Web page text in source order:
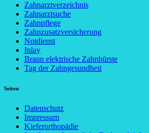
Zahnarztverzeichnis
Zahnarztsuche
Zahnpflege
Zahnzusatzversicherung
Notdienst
Inlay
Braun elektrische Zahnbürste
Tag der Zahngesundheit
Seiten
Datenschutz
Impressum
Kieferorthopädie